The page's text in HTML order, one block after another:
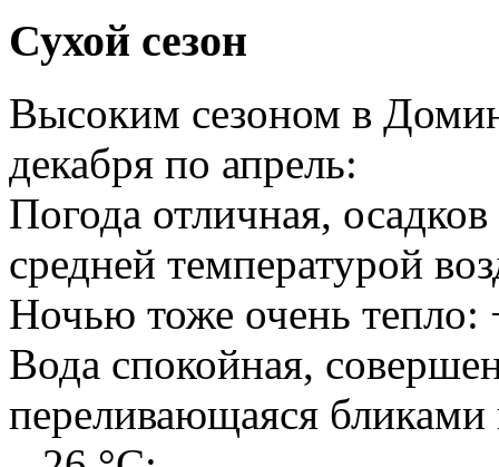
Сухой сезон
Высоким сезоном в
декабря по апрель:
Погода отличная,
средней температурой
Ночью тоже очень тепло:
Вода спокойная,
переливающаяся бликами